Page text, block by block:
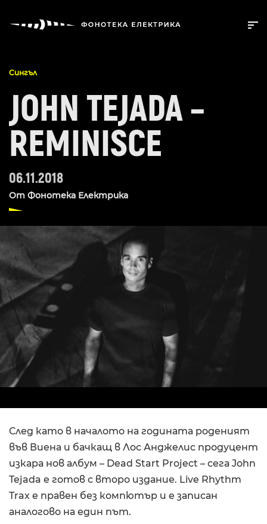
Сингъл
JOHN TEJADA –
REMINISCE
06.11.2018
От Фонотека Електрика
След като в началото на годината роденият
във Виена и бачкащ в Лос Анджелис продуцент
изкара нов албум – Dead Start Project – сега John
Tejada е готов с второ издание. Live Rhythm
Trax е правен без компютър и е записан
аналогово на един път.